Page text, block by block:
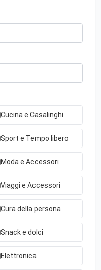
Cucina e Casalinghi
Sport e Tempo libero
Moda e Accessori
Viaggi e Accessori
Cura della persona
Snack e dolci
Elettronica